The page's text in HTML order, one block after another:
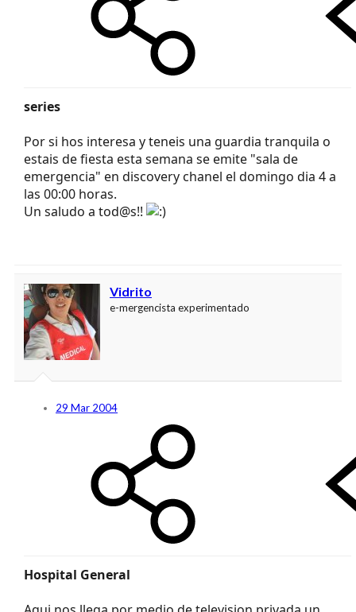
series
Por si hos interesa y teneis una guardia tranquila o
estais de fiesta esta semana se emite "sala de
emergencia" en discovery chanel el domingo dia 4 a
las 00:00 horas.
Un saludo a tod@s!!
Vidrito
e-mergencista experimentado
29 Mar 2004
Hospital General